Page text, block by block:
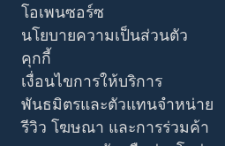
โอเพนซอร์ซ
นโยบายความเป็นส่วนตัว
คุกกี้
เงื่อนไขการให้บริการ
พันธมิตรและตัวแทนจำหน่าย
รีวิว โฆษณา และการร่วมค้า